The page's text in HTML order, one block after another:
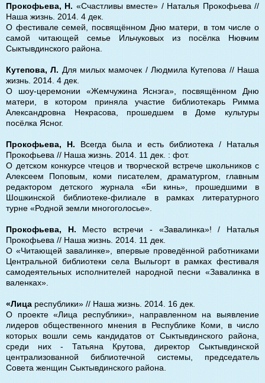
Прокофьева, Н. «Счастливы вместе» / Наталья Прокофьева //
Наша жизнь. 2014. 4 дек.
О фестивале семей, посвящённом Дню матери, в том числе о
самой читающей семье Ильчуковых из посёлка Нювчим
Сыктывдинского района.
Кутепова, Л. Для милых мамочек / Людмила Кутепова // Наша
жизнь. 2014. 4 дек.
О шоу-церемонии «Жемчужина Яснэга», посвящённом Дню
матери, в котором приняла участие библиотекарь Римма
Александровна Некрасова, прошедшем в Доме культуры
посёлка Ясног.
Прокофьева, Н. Всегда была и есть библиотека / Наталья
Прокофьева // Наша жизнь. 2014. 11 дек. : фот.
О детском конкурсе чтецов и творческой встрече школьников с
Алексеем Поповым, коми писателем, драматургом, главным
редактором детского журнала «Би кинь», прошедшими в
Шошкинской библиотеке-филиале в рамках литературного
турне «Родной земли многоголосье».
Прокофьева, Н. Место встречи - «Завалинка»! / Наталья
Прокофьева // Наша жизнь. 2014. 11 дек.
О «Читающей завалинке», впервые проведённой работниками
Центральной библиотеки села Выльгорт в рамках фестиваля
самодеятельных исполнителей народной песни «Завалинка в
валенках».
«Лица республики» // Наша жизнь. 2014. 16 дек.
О проекте «Лица республики», направленном на выявление
лидеров общественного мнения в Республике Коми, в число
которых вошли семь кандидатов от Сыктывдинского района,
среди них - Татьяна Крутова, директор Сыктывдинской
централизованной библиотечной системы, председатель
Совета женщин Сыктывдинского района.